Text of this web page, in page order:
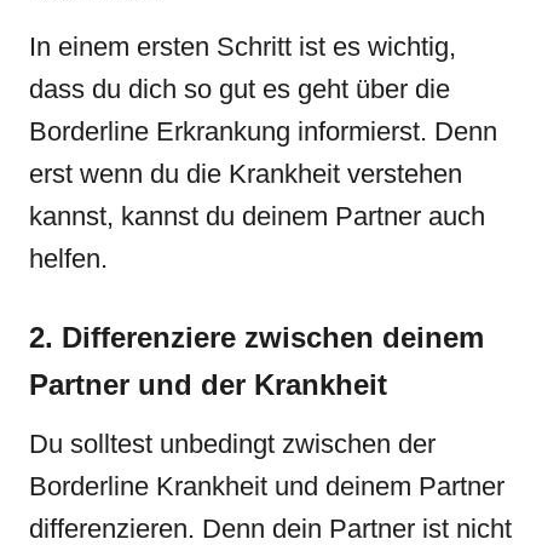
In einem ersten Schritt ist es wichtig,
dass du dich so gut es geht über die
Borderline Erkrankung informierst. Denn
erst wenn du die Krankheit verstehen
kannst, kannst du deinem Partner auch
helfen.
2. Differenziere zwischen deinem
Partner und der Krankheit
Du solltest unbedingt zwischen der
Borderline Krankheit und deinem Partner
differenzieren. Denn dein Partner ist nicht